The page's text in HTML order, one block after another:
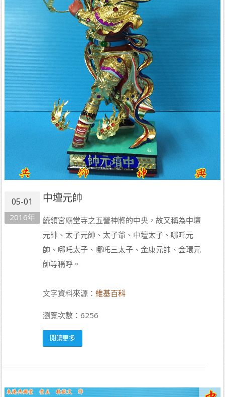
05-01
2016年
中壇元帥
統領宮廟堂寺之五營神將的中央，故又稱為中壇
元帥、太子元帥、太子爺、中壇太子、哪吒元
帥、哪吒太子、哪吒三太子、金康元帥、金環元
帥等稱呼。
文字資料來源： 維基百科
瀏覽次數：6256
閱讀更多